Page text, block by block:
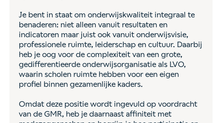
Je bent in staat om onderwijskwaliteit integraal te
benaderen: niet alleen vanuit resultaten en
indicatoren maar juist ook vanuit onderwijsvisie,
professionele ruimte, leiderschap en cultuur. Daarbij
heb je oog voor de complexiteit van een grote,
gedifferentieerde onderwijsorganisatie als LVO,
waarin scholen ruimte hebben voor een eigen
profiel binnen gezamenlijke kaders.
Omdat deze positie wordt ingevuld op voordracht
van de GMR, heb je daarnaast affiniteit met